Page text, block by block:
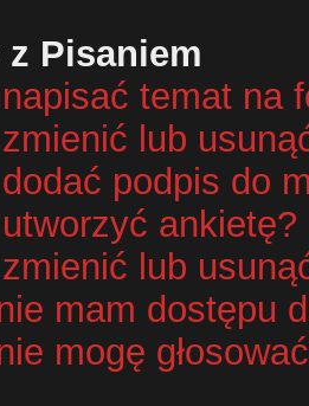
Pisaniem
temat na
lub
podpis do
ankietę?
lub
mam dostępu
mogę